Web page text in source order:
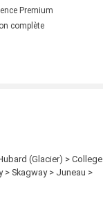
Premium
complète
(Glacier) > College
> Skagway > Juneau >